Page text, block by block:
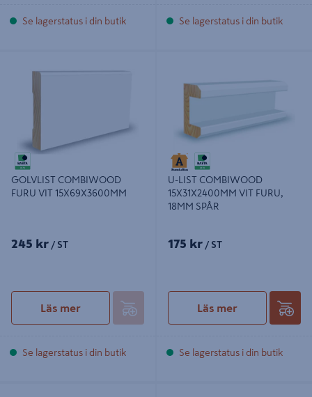
Se lagerstatus i din butik Se lagerstatus i din butik
15X69X3600MM
GOLVLIST COMBIWOOD
FURU VIT 15X69X3600MM
245 kr / ST
Läs mer
Se lagerstatus i din butik
U-LIST COMBIWOOD
15X31X2400MM VIT FURU,
18MM SPÅR
175 kr / ST
Läs mer
Se lagerstatus i din butik